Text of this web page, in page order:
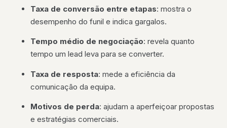
Taxa de conversão entre etapas: mostra o
desempenho do funil e indica gargalos.
Tempo médio de negociação: revela quanto
tempo um lead leva para se converter.
Taxa de resposta: mede a eficiência da
comunicação da equipa.
Motivos de perda: ajudam a aperfeiçoar propostas
e estratégias comerciais.